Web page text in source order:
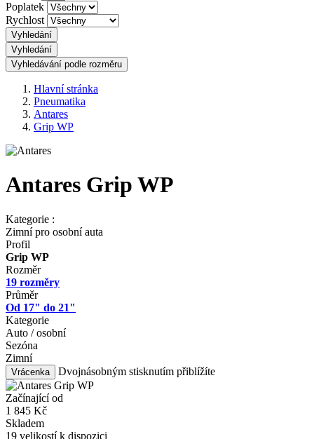
Poplatek
Rychlost
Vyhledání
Vyhledání
Vyhledávání podle rozměru
Hlavní stránka
Pneumatika
Antares
Grip WP
Antares Grip WP
Kategorie :
Zimní pro osobní auta
Profil
Grip WP
Rozměr
19 rozměry
Průměr
Od 17" do 21"
Kategorie
Auto / osobní
Sezóna
Zimní
Vrácenka Dvojnásobným stisknutím přiblížíte
Začínající od
1 845 Kč
Skladem
19 velikostí k dispozici